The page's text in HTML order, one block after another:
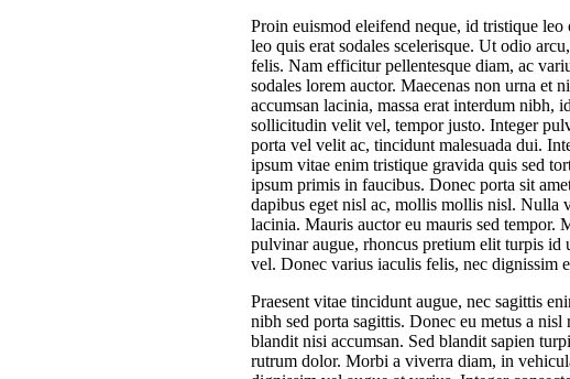
Proin euismod eleifend neque, id tristique
leo quis erat sodales scelerisque. Ut odio
felis. Nam efficitur pellentesque diam, ac
sodales lorem auctor. Maecenas non urna et
accumsan lacinia, massa erat interdum nibh,
sollicitudin velit vel, tempor justo. Integer
porta vel velit ac, tincidunt malesuada dui.
ipsum vitae enim tristique gravida quis sed
ipsum primis in faucibus. Donec porta sit
dapibus eget nisl ac, mollis mollis nisl. Nulla
lacinia. Mauris auctor eu mauris sed tempor.
pulvinar augue, rhoncus pretium elit turpis id
vel. Donec varius iaculis felis, nec dignissim
Praesent vitae tincidunt augue, nec sagittis
nibh sed porta sagittis. Donec eu metus a
blandit nisi accumsan. Sed blandit sapien
rutrum dolor. Morbi a viverra diam, in